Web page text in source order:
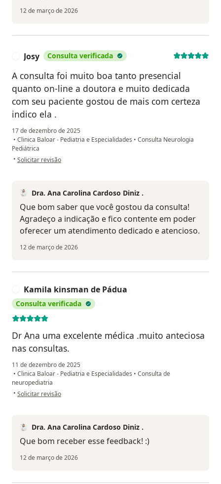
12 de março de 2026
Josy Consulta verificada
A consulta foi muito boa tanto presencial
quanto on-line a doutora e muito dedicada
com seu paciente gostou de mais com certeza
indico ela .
17 de dezembro de 2025
• Clinica Baloar - Pediatria e Especialidades • Consulta Neurologia
Pediátrica
• na opinião do utilizador Josy
Solicitar revisão
Dra. Ana Carolina Cardoso Diniz .
Que bom saber que você gostou da consulta!
Agradeço a indicação e fico contente em poder
oferecer um atendimento dedicado e atencioso.
12 de março de 2026
Kamila kinsman de Pádua
Consulta verificada
Dr Ana uma excelente médica .muito anteciosa
nas consultas.
11 de dezembro de 2025
• Clinica Baloar - Pediatria e Especialidades • Consulta de
neuropediatria
• na opinião do utilizador Kamila kinsman de Pádua
Solicitar revisão
Dra. Ana Carolina Cardoso Diniz .
Que bom receber esse feedback! :)
12 de março de 2026